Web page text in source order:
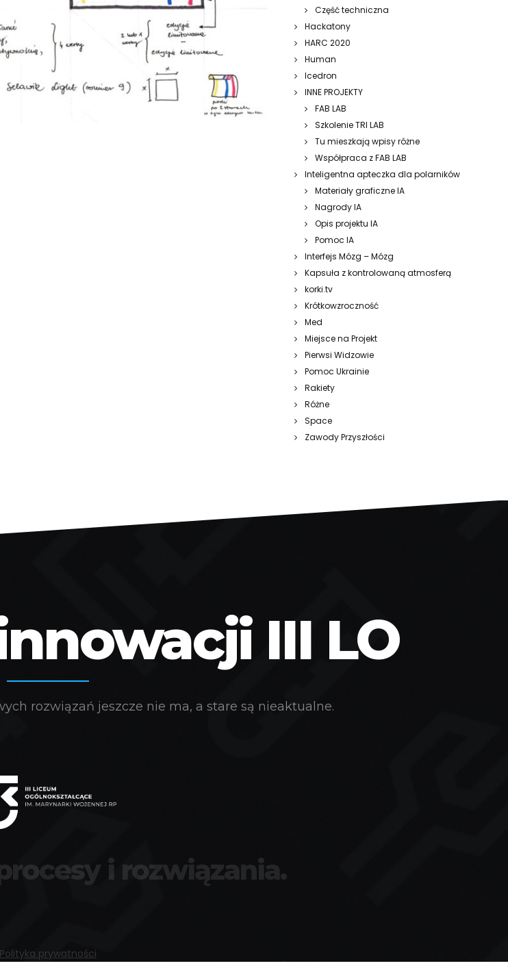
Część techniczna
Hackatony
HARC 2020
Human
Icedron
INNE PROJEKTY
FAB LAB
Szkolenie TRI LAB
Tu mieszkają wpisy różne
Współpraca z FAB LAB
Inteligentna apteczka dla polarników
Materiały graficzne IA
Nagrody IA
Opis projektu IA
Pomoc IA
Interfejs Mózg – Mózg
Kapsuła z kontrolowaną atmosferą
korki.tv
Krótkowzroczność
Med
Miejsce na Projekt
Pierwsi Widzowie
Pomoc Ukrainie
Rakiety
Różne
Space
Zawody Przyszłości
III LO
rozwiązań jeszcze nie ma, a stare są nieaktualne.
i rozwiązania.
Polityka prywatności